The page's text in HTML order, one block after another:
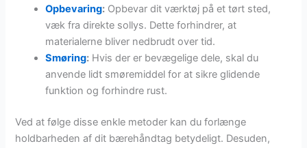
Opbevaring: Opbevar dit værktøj på et tørt sted,
væk fra direkte sollys. Dette forhindrer, at
materialerne bliver nedbrudt over tid.
Smøring: Hvis der er bevægelige dele, skal du
anvende lidt smøremiddel for at sikre glidende
funktion og forhindre rust.
Ved at følge disse enkle metoder kan du forlænge
holdbarheden af dit bærehåndtag betydeligt. Desuden,